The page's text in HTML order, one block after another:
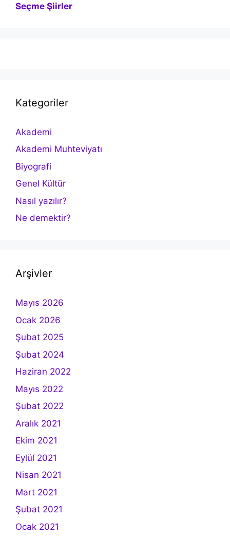
Seçme Şiirler
Kategoriler
Akademi
Akademi Muhteviyatı
Biyografi
Genel Kültür
Nasıl yazılır?
Ne demektir?
Arşivler
Mayıs 2026
Ocak 2026
Şubat 2025
Şubat 2024
Haziran 2022
Mayıs 2022
Şubat 2022
Aralık 2021
Ekim 2021
Eylül 2021
Nisan 2021
Mart 2021
Şubat 2021
Ocak 2021